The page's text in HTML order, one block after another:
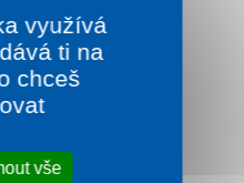
POKOJ A NOC
– 24.12.2026
POKOJ A NOC
využívá
ti na
chceš
vše